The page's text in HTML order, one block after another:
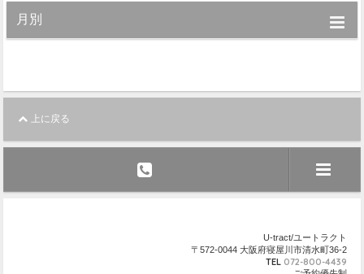
月別
上に戻る
U-tract/ユートラクト
〒572-0044 大阪府寝屋川市清水町36-2
TEL 072-800-4439